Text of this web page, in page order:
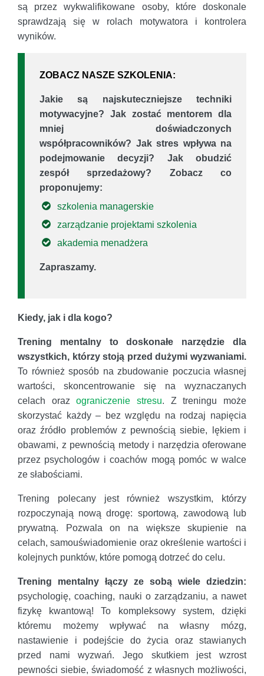
są przez wykwalifikowane osoby, które doskonale
sprawdzają się w rolach motywatora i kontrolera
wyników.
ZOBACZ NASZE SZKOLENIA:
Jakie są najskuteczniejsze techniki
motywacyjne? Jak zostać mentorem dla
mniej doświadczonych
współpracowników? Jak stres wpływa na
podejmowanie decyzji? Jak obudzić
zespół sprzedażowy? Zobacz co
proponujemy:
szkolenia managerskie
zarządzanie projektami szkolenia
akademia menadżera
Zapraszamy.
Kiedy, jak i dla kogo?
Trening mentalny to doskonałe narzędzie dla
wszystkich, którzy stoją przed dużymi wyzwaniami.
To również sposób na zbudowanie poczucia własnej
wartości, skoncentrowanie się na wyznaczanych
celach orazograniczenie stresu. Z treningu może
skorzystać każdy – bez względu na rodzaj napięcia
oraz źródło problemów z pewnością siebie, lękiem i
obawami, z pewnością metody i narzędzia oferowane
przez psychologów i coachów mogą pomóc w walce
ze słabościami.
Trening polecany jest również wszystkim, którzy
rozpoczynają nową drogę: sportową, zawodową lub
prywatną. Pozwala on na większe skupienie na
celach, samouświadomienie oraz określenie wartości i
kolejnych punktów, które pomogą dotrzeć do celu.
Trening mentalny łączy ze sobą wiele dziedzin:
psychologię, coaching, nauki o zarządzaniu, a nawet
fizykę kwantową! To kompleksowy system, dzięki
któremu możemy wpływać na własny mózg,
nastawienie i podejście do życia oraz stawianych
przed nami wyzwań. Jego skutkiem jest wzrost
pewności siebie, świadomość z własnych możliwości,